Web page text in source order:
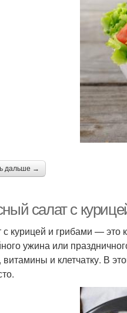
Креветки с рисом
Креветки в соусе
с капустой
дальше →
салат с
курицей и грибами — это
ужина или
витамины и клетчатку. В